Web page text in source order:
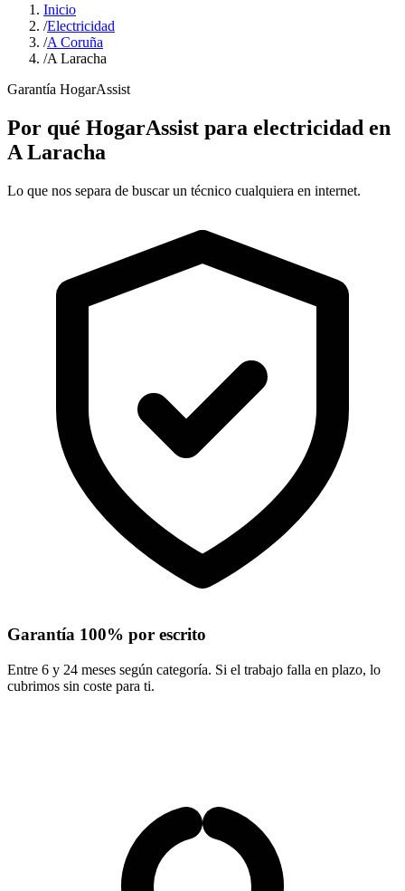
Inicio
/Electricidad
/A Coruña
/A Laracha
Garantía HogarAssist
Por qué HogarAssist para electricidad en
A Laracha
Lo que nos separa de buscar un técnico cualquiera en internet.
Garantía 100% por escrito
Entre 6 y 24 meses según categoría. Si el trabajo falla en plazo, lo
cubrimos sin coste para ti.